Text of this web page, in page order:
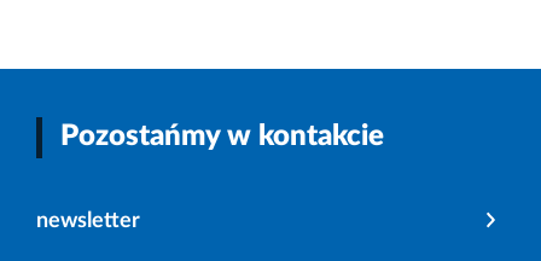
Pozostańmy w kontakcie
newsletter